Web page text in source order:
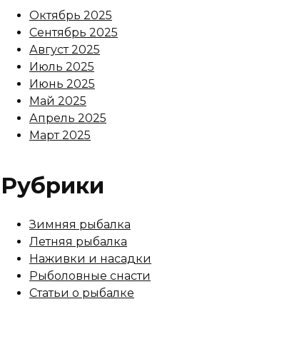
Октябрь 2025
Сентябрь 2025
Август 2025
Июль 2025
Июнь 2025
Май 2025
Апрель 2025
Март 2025
Рубрики
Зимняя рыбалка
Летняя рыбалка
Наживки и насадки
Рыболовные снасти
Статьи о рыбалке